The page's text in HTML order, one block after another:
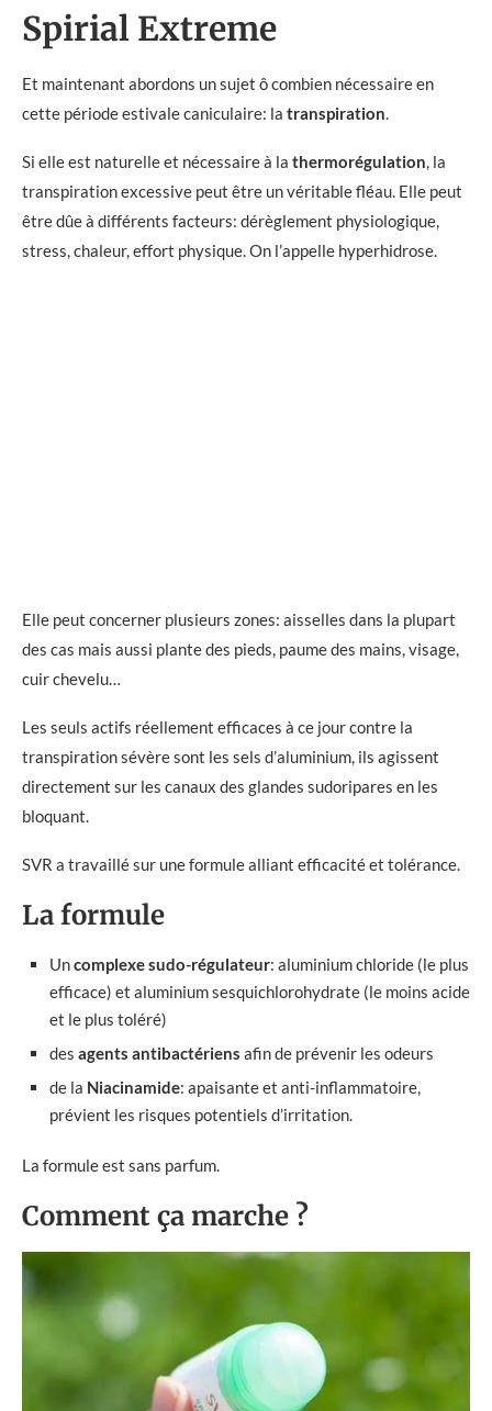
Spirial Extreme
Et maintenant abordons un sujet ô combien nécessaire en
cette période estivale caniculaire: la transpiration.
Si elle est naturelle et nécessaire à la thermorégulation, la
transpiration excessive peut être un véritable fléau. Elle peut
être dûe à différents facteurs: dérèglement physiologique,
stress, chaleur, effort physique. On l’appelle hyperhidrose.
Elle peut concerner plusieurs zones: aisselles dans la plupart
des cas mais aussi plante des pieds, paume des mains, visage,
cuir chevelu…
Les seuls actifs réellement efficaces à ce jour contre la
transpiration sévère sont les sels d’aluminium, ils agissent
directement sur les canaux des glandes sudoripares en les
bloquant.
SVR a travaillé sur une formule alliant efficacité et tolérance.
La formule
Uncomplexe sudo-régulateur: aluminium chloride (le plus
efficace) et aluminium sesquichlorohydrate (le moins acide
et le plus toléré)
des agents antibactériens afin de prévenir les odeurs
de la Niacinamide: apaisante et anti-inflammatoire,
prévient les risques potentiels d’irritation.
La formule est sans parfum.
Comment ça marche ?